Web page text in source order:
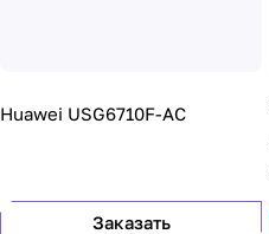
Huawei USG6710F-AC
Заказать